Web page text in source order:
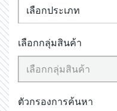
เลือกประเภท
เลือกกลุ่มสินค้า
เลือกกลุ่มสินค้า
ตัวกรองการค้นหา